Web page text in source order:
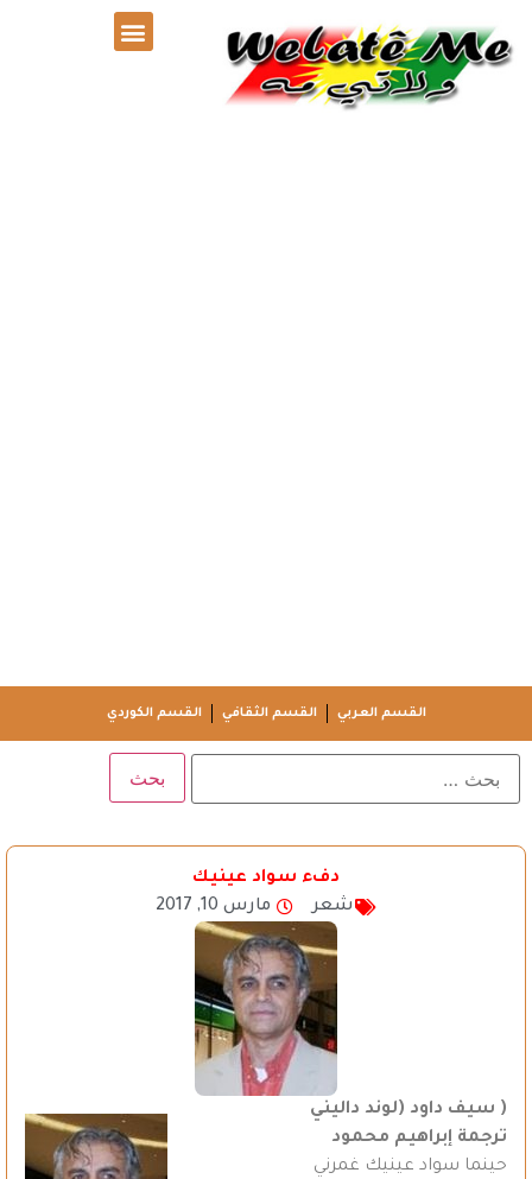
القسم العربي القسم الثقافي القسم الكوردي
دفء سواد عينيك
شعر
مارس 10, 2017
( سيف داود (لوند داليني
ترجمة إبراهيم محمود
حينما سواد عينيك غمرني